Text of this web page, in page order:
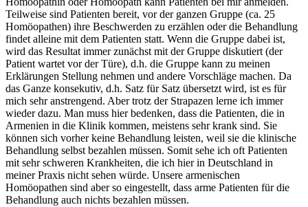
Teilweise sind Patienten bereit, vor der ganzen Gruppe (ca. 25
Homöopathen) ihre Beschwerden zu erzählen oder die Behandlung
findet alleine mit dem Patienten statt. Wenn die Gruppe dabei ist,
wird das Resultat immer zunächst mit der Gruppe diskutiert (der
Patient wartet vor der Türe), d.h. die Gruppe kann zu meinen
Erklärungen Stellung nehmen und andere Vorschläge machen. Da
das Ganze konsekutiv, d.h. Satz für Satz übersetzt wird, ist es für
mich sehr anstrengend. Aber trotz der Strapazen lerne ich immer
wieder dazu. Man muss hier bedenken, dass die Patienten, die in
Armenien in die Klinik kommen, meistens sehr krank sind. Sie
können sich vorher keine Behandlung leisten, weil sie die klinische
Behandlung selbst bezahlen müssen. Somit sehe ich oft Patienten
mit sehr schweren Krankheiten, die ich hier in Deutschland in
meiner Praxis nicht sehen würde. Unsere armenischen
Homöopathen sind aber so eingestellt, dass arme Patienten für die
Behandlung auch nichts bezahlen müssen.